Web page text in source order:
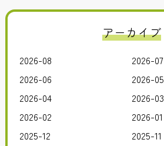
アーカイブ
2026-08
2026-07
2026-06
2026-05
2026-04
2026-03
2026-02
2026-01
2025-12
2025-11